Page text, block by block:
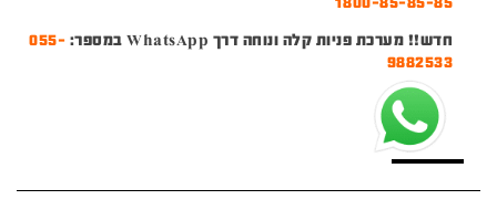
חדש!! מערכת פניות קלה ונוחה דרך WhatsApp במספר:
055-
9882533